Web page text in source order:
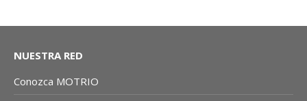
NUESTRA RED
Conozca MOTRIO